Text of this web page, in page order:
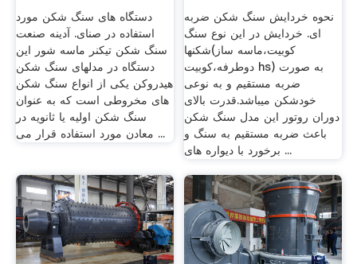
دستگاه های سنگ شکن مورد
استفاده در صنای. آدینه صنعت
سنگ شکن تیکنر ماسه شور این
دستگاه در مدلهای سنگ شکن
هیدروکن یکی از انواع سنگ شکن
های مخروطی است که به عنوان
سنگ شکن اولیه یا ثانویه در
معادن مورد استفاده قرار می ...
نحوه خردایش سنگ شکن ضربه
ای. خردایش در این نوع سنگ
شکنها(کوبیت،ماسه ساز
دوطرفه،کوبیت hs) به صورت
ضربه مستقیم و به نوعی
خودشکن میباشد.قدرت بالای
دوران روتور این مدل سنگ شکن
باعث ضربه مستقیم به سنگ و
برخورد با دیواره های ...